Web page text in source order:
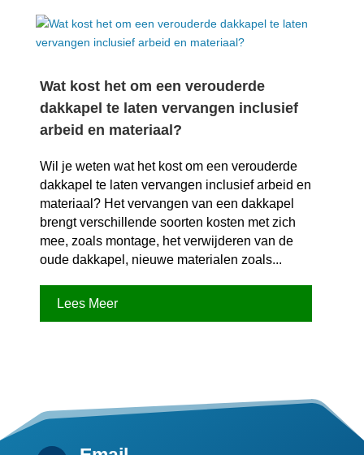
Wat kost het om een verouderde
dakkapel te laten vervangen inclusief
arbeid en materiaal?
Wil je weten wat het kost om een verouderde
dakkapel te laten vervangen inclusief arbeid en
materiaal? Het vervangen van een dakkapel
brengt verschillende soorten kosten met zich
mee, zoals montage, het verwijderen van de
oude dakkapel, nieuwe materialen zoals...
Lees Meer